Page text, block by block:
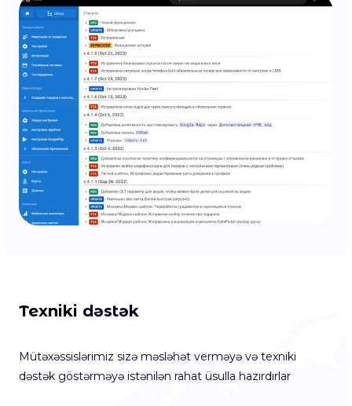
Texniki dəstək
Mütəxəssislərimiz sizə məsləhət verməyə və texniki
dəstək göstərməyə istənilən rahat üsulla hazırdırlar